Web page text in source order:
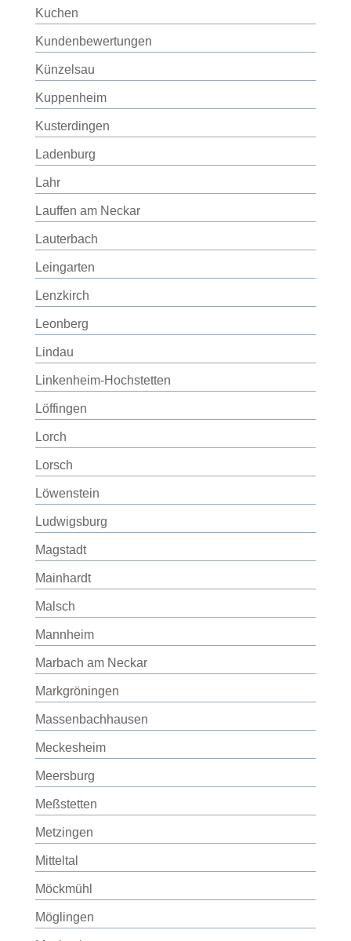
Kuchen
Kundenbewertungen
Künzelsau
Kuppenheim
Kusterdingen
Ladenburg
Lahr
Lauffen am Neckar
Lauterbach
Leingarten
Lenzkirch
Leonberg
Lindau
Linkenheim-Hochstetten
Löffingen
Lorch
Lorsch
Löwenstein
Ludwigsburg
Magstadt
Mainhardt
Malsch
Mannheim
Marbach am Neckar
Markgröningen
Massenbachhausen
Meckesheim
Meersburg
Meßstetten
Metzingen
Mitteltal
Möckmühl
Möglingen